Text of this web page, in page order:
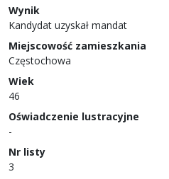
w wyborach
Wynik
Kandydat uzyskał mandat
Miejscowość zamieszkania
Częstochowa
Wiek
46
Oświadczenie lustracyjne
-
Nr listy
3